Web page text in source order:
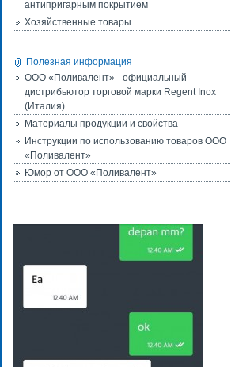
антипригарным покрытием
Хозяйственные товары
Полезная информация
ООО «Поливалент» - официальный
дистрибьютор торговой марки Regent Inox
(Италия)
Материалы продукции и свойства
Инструкции по использованию товаров ООО
«Поливалент»
Юмор от ООО «Поливалент»